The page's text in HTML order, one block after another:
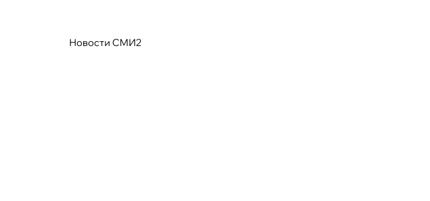
Новости СМИ2